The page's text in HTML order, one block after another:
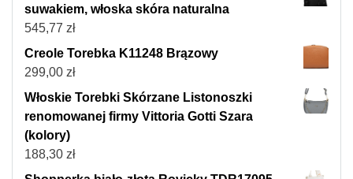
suwakiem, włoska skóra naturalna
545,77 zł
Creole Torebka K11248 Brązowy
299,00 zł
Włoskie Torebki Skórzane Listonoszki
renomowanej firmy Vittoria Gotti Szara
(kolory)
188,30 zł